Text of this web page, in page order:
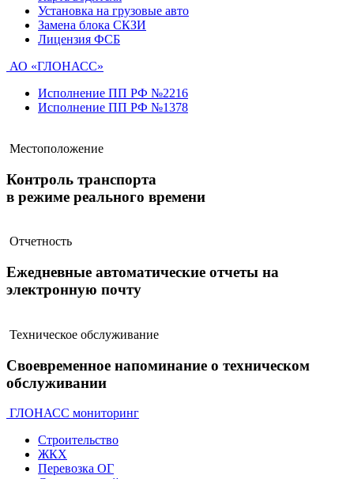
Установка на грузовые авто
Замена блока СКЗИ
Лицензия ФСБ
АО «ГЛОНАСС»
Исполнение ПП РФ №2216
Исполнение ПП РФ №1378
Местоположение
Контроль транспорта
в режиме реального времени
Отчетность
Ежедневные автоматические отчеты на
электронную почту
Техническое обслуживание
Своевременное напоминание о техническом
обслуживании
ГЛОНАСС мониторинг
Строительство
ЖКХ
Перевозка ОГ